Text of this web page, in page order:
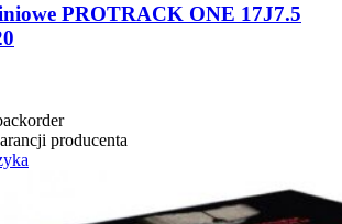
PROTRACK ONE 17J7.5
producenta